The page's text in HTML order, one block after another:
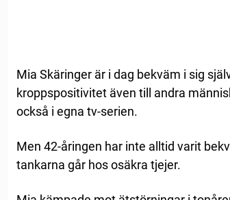
Mia Skäringer är i dag bekväm i sig
kroppspositivitet även till andra
också i egna tv-serien.
Men 42-åringen har inte alltid varit
tankarna går hos osäkra tjejer.